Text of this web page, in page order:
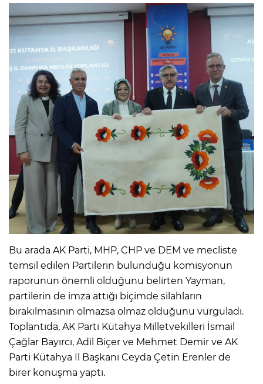
Bu arada AK Parti, MHP, CHP ve DEM ve mecliste
temsil edilen Partilerin bulunduğu komisyonun
raporunun önemli olduğunu belirten Yayman,
partilerin de imza attığı biçimde silahların
bırakılmasının olmazsa olmaz olduğunu vurguladı.
Toplantıda, AK Parti Kütahya Milletvekilleri İsmail
Çağlar Bayırcı, Adil Biçer ve Mehmet Demir ve AK
Parti Kütahya İl Başkanı Ceyda Çetin Erenler de
birer konuşma yaptı.